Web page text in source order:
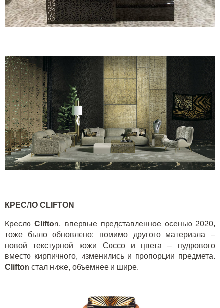
КРЕСЛО CLIFTON
КреслоClifton, впервые представленное осенью 2020,
тоже было обновлено: помимо другого материала –
новой текстурной кожи Coccoи цвета – пудрового
вместо кирпичного, изменились и пропорции предмета.
Clifton стал ниже, объемнее и шире.